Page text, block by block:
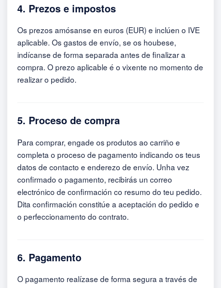
4. Prezos e impostos
Os prezos amósanse en euros (EUR) e inclúen o IVE
aplicable. Os gastos de envío, se os houbese,
indícanse de forma separada antes de finalizar a
compra. O prezo aplicable é o vixente no momento de
realizar o pedido.
5. Proceso de compra
Para comprar, engade os produtos ao carriño e
completa o proceso de pagamento indicando os teus
datos de contacto e enderezo de envío. Unha vez
confirmado o pagamento, recibirás un correo
electrónico de confirmación co resumo do teu pedido.
Dita confirmación constitúe a aceptación do pedido e
o perfeccionamento do contrato.
6. Pagamento
O pagamento realízase de forma segura a través de